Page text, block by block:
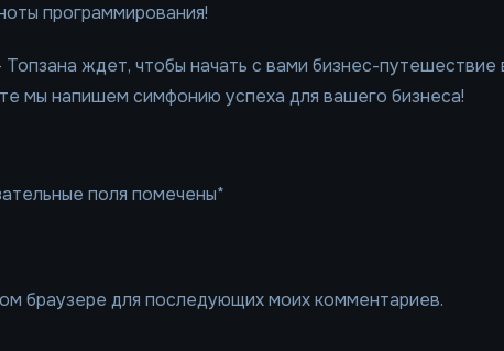
программирования!
ждет, чтобы начать с вами бизнес-путешествие
мы напишем симфонию успеха для вашего бизнеса!
поля помечены*
браузере для последующих моих комментариев.